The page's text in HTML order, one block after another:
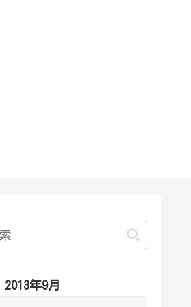
2013年9月